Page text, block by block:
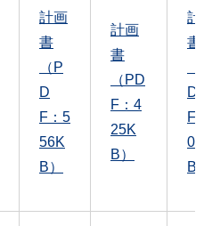
計画
書
（P
D
F：5
56K
B）
計画
書
（PD
F：4
25K
B）
計
書
D
F
B